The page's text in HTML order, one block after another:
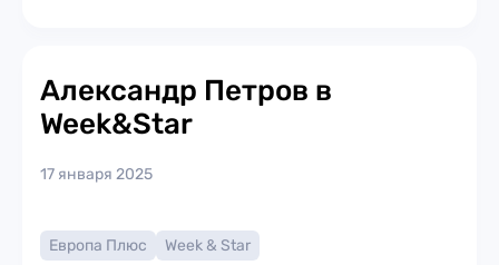
Александр Петров в
Week&Star
17 января 2025
Европа Плюс
Week & Star